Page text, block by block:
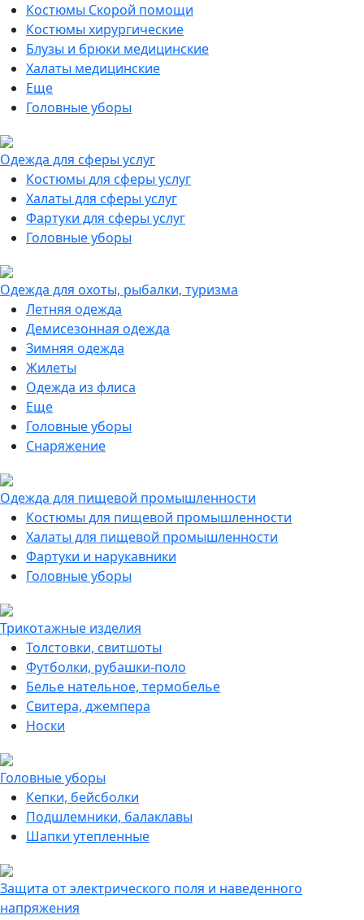
Костюмы Скорой помощи
Костюмы хирургические
Блузы и брюки медицинские
Халаты медицинские
Еще
Головные уборы
Одежда для сферы услуг
Костюмы для сферы услуг
Халаты для сферы услуг
Фартуки для сферы услуг
Головные уборы
Одежда для охоты, рыбалки, туризма
Летняя одежда
Демисезонная одежда
Зимняя одежда
Жилеты
Одежда из флиса
Еще
Головные уборы
Снаряжение
Одежда для пищевой промышленности
Костюмы для пищевой промышленности
Халаты для пищевой промышленности
Фартуки и нарукавники
Головные уборы
Трикотажные изделия
Толстовки, свитшоты
Футболки, рубашки-поло
Белье нательное, термобелье
Свитера, джемпера
Носки
Головные уборы
Кепки, бейсболки
Подшлемники, балаклавы
Шапки утепленные
Защита от электрического поля и наведенного
напряжения